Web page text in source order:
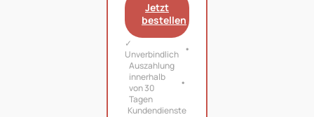
Jetzt
bestellen
✓
Unverbindlich
Auszahlung
innerhalb
von 30
Tagen
Kundendienste